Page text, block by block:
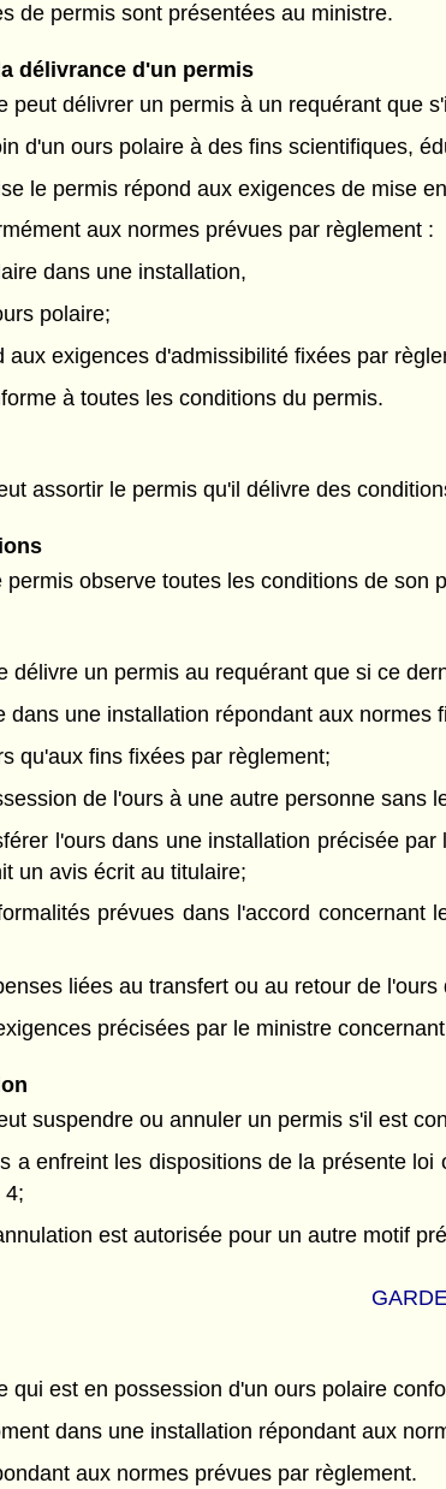
de permis sont présentées au ministre.
délivrance d'un permis
peut délivrer un permis à un requérant que
d'un ours polaire à des fins scientifiques,
le permis répond aux exigences de mise
aux normes prévues par règlement :
dans une installation,
polaire;
aux exigences d'admissibilité fixées par
à toutes les conditions du permis.
assortir le permis qu'il délivre des
permis observe toutes les conditions de son
délivre un permis au requérant que si ce
dans une installation répondant aux
qu'aux fins fixées par règlement;
de l'ours à une autre personne sans
l'ours dans une installation précisée
un avis écrit au titulaire;
prévues dans l'accord
liées au transfert ou au retour de
précisées par le ministre
suspendre ou annuler un permis s'il est
a enfreint les dispositions de la présente
4;
est autorisée pour un autre motif
qui est en possession d'un ours polaire
dans une installation répondant aux
aux normes prévues par règlement.